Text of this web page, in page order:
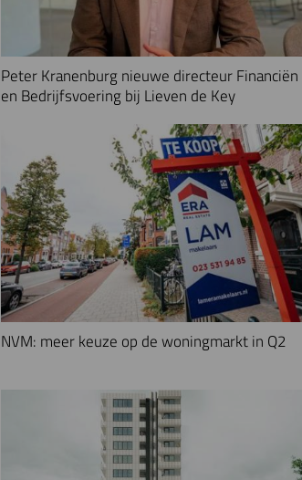
Peter Kranenburg nieuwe directeur Financiën
en Bedrijfsvoering bij Lieven de Key
NVM: meer keuze op de woningmarkt in Q2